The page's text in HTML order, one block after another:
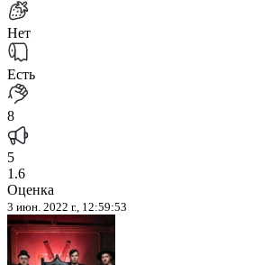
Нет
Есть
8
5
1.6
Оценка
3 июн. 2022 г., 12:59:53